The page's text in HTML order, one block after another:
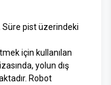
Süre pist üzerindeki
için kullanılan
yolun dış
Robot